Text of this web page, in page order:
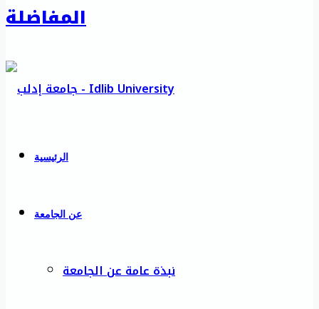
المفاضلة
الرئيسية
عن الجامعة
نبذة عامة عن الجامعة